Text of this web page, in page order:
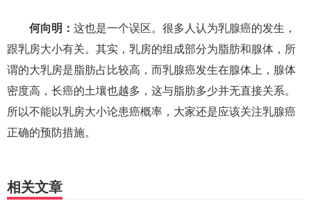
何向明： 这也是一个误区。很多人认为乳腺癌的发生，
跟乳房大小有关。其实，乳房的组成部分为脂肪和腺体，所
谓的大乳房是脂肪占比较高，而乳腺癌发生在腺体上，腺体
密度高，长癌的土壤也越多，这与脂肪多少并无直接关系。
所以不能以乳房大小论患癌概率，大家还是应该关注乳腺癌
正确的预防措施。
相关文章